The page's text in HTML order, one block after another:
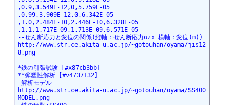
,0.9,3.549E-12,0,5.759E-05
,0.99,3.909E-12,0,6.342E-05
,1.0,2.484E-10,2.446E-10,6.328E-05
,1.1,1.717E-09,1.713E-09,6.571E-05
--せん断応力と変位の関係(縦軸：せん断応力σzx 横軸：変位(m))
http://www.str.ce.akita-u.ac.jp/~gotouhan/oyama/jis12
8.png
*鉄の引張試験 [#x87cb3bb]
**弾塑性解析 [#v4737132]
-解析モデル
http://www.str.ce.akita-u.ac.jp/~gotouhan/oyama/SS400
MODEL.png